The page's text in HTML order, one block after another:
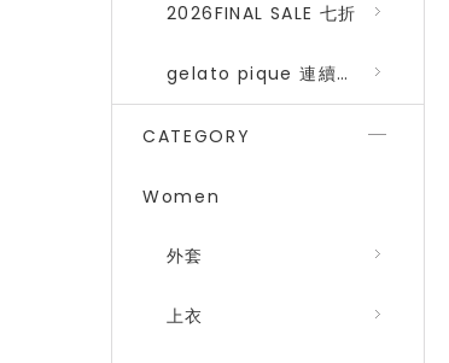
2026FINAL SALE 七折
gelato pique 連續品番八折
CATEGORY
Women
外套
上衣